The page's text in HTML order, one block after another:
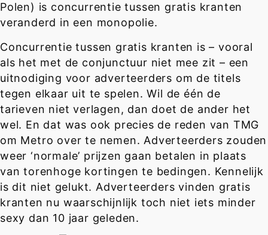
Polen) is concurrentie tussen gratis kranten
veranderd in een monopolie.
Concurrentie tussen gratis kranten is – vooral
als het met de conjunctuur niet mee zit – een
uitnodiging voor adverteerders om de titels
tegen elkaar uit te spelen. Wil de één de
tarieven niet verlagen, dan doet de ander het
wel. En dat was ook precies de reden van TMG
om Metro over te nemen. Adverteerders zouden
weer ‘normale’ prijzen gaan betalen in plaats
van torenhoge kortingen te bedingen. Kennelijk
is dit niet gelukt. Adverteerders vinden gratis
kranten nu waarschijnlijk toch niet iets minder
sexy dan 10 jaar geleden.